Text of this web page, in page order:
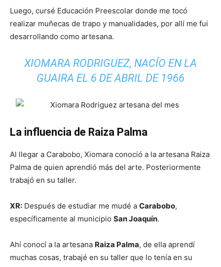
Luego, cursé Educación Preescolar donde me tocó
realizar muñecas de trapo y manualidades, por allí me fui
desarrollando como artesana.
XIOMARA RODRIGUEZ, NACÍO EN LA
GUAIRA EL 6 DE ABRIL DE 1966
La influencia de Raiza Palma
Al llegar a Carabobo, Xiomara conoció a la artesana Raiza
Palma de quien aprendió más del arte. Posteriormente
trabajó en su taller.
XR: Después de estudiar me mudé a Carabobo,
específicamente al municipio San Joaquín.
Ahí conocí a la artesana Raiza Palma, de ella aprendí
muchas cosas, trabajé en su taller que lo tenía en su